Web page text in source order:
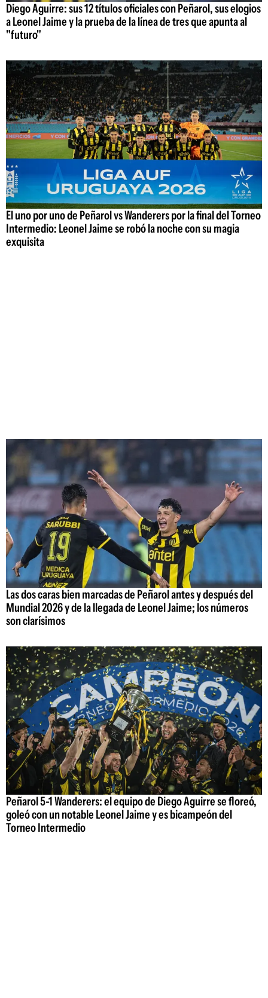
Diego Aguirre: sus 12 títulos oficiales con Peñarol, sus elogios
a Leonel Jaime y la prueba de la línea de tres que apunta al
"futuro"
El uno por uno de Peñarol vs Wanderers por la final del Torneo
Intermedio: Leonel Jaime se robó la noche con su magia
exquisita
Las dos caras bien marcadas de Peñarol antes y después del
Mundial 2026 y de la llegada de Leonel Jaime; los números
son clarísimos
Peñarol 5-1 Wanderers: el equipo de Diego Aguirre se floreó,
goleó con un notable Leonel Jaime y es bicampeón del
Torneo Intermedio